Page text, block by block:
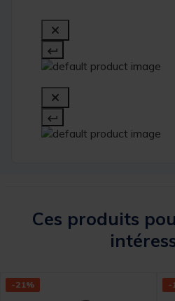
Ces produits
-21% -